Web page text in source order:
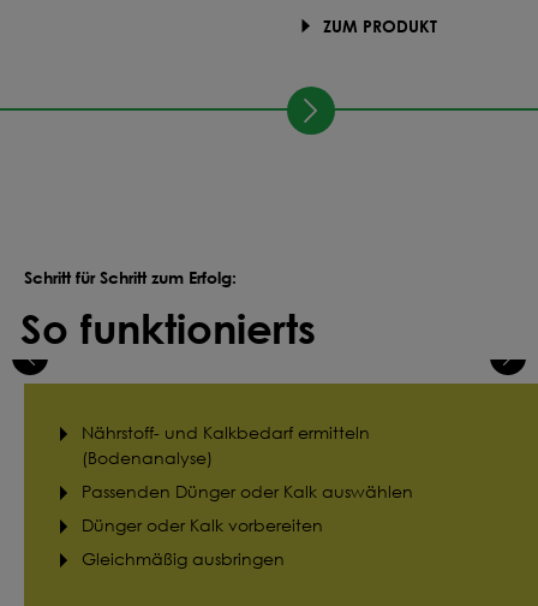
ZUM PRODUKT
Schritt für Schritt zum Erfolg:
So funktionierts
Nährstoff- und Kalkbedarf ermitteln
(Bodenanalyse)
Passenden Dünger oder Kalk auswählen
Dünger oder Kalk vorbereiten
Gleichmäßig ausbringen